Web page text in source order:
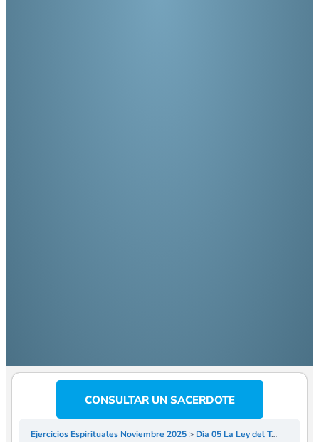
CONSULTAR UN SACERDOTE
Ejercicios Espirituales Noviembre 2025 Dia 05 La Ley del Tanto Cuanto: Meditación sobre el Amor y la Santidad – P Mariano Vicchi